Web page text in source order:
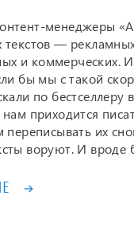
менеджеры
текстов —
и коммерческих.
бы мы с такой
по бестселлеру
приходится
переписывать их
воруют. И